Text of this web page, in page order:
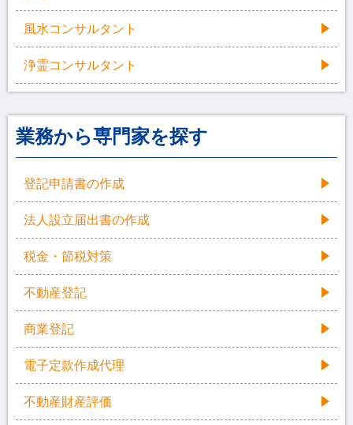
風水コンサルタント
浄霊コンサルタント
業務から専門家を探す
登記申請書の作成
法人設立届出書の作成
税金・節税対策
不動産登記
商業登記
電子定款作成代理
不動産財産評価